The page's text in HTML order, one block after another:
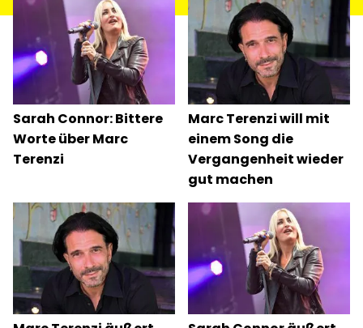
Sarah Connor: Bittere
Worte über Marc
Terenzi
Marc Terenzi will mit
einem Song die
Vergangenheit wieder
gut machen